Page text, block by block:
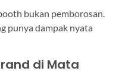
bukan pemborosan.
punya dampak nyata
di Mata